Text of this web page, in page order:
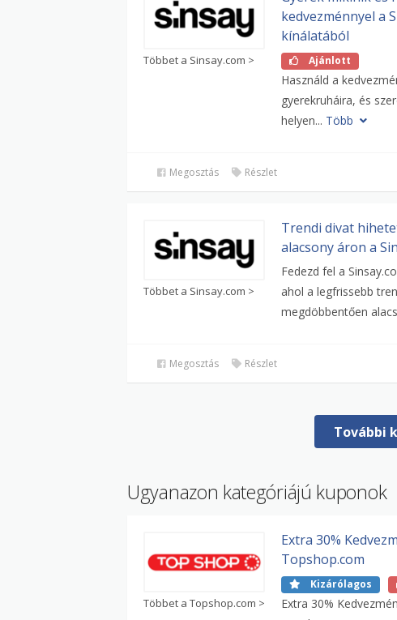
Többet a Sinsay.com >
kedvezménnyel a
kínálatából
Ajánlott
Használd a
gyerekruháira, és
helyen... Több
Megosztás Részlet
Többet a Sinsay.com >
Trendi divat
alacsony áron a
Fedezd fel a
ahol a legfrissebb
megdöbbentően
Megosztás Részlet
További
Ugyanazon kategóriájú kuponok
Többet a Topshop.com >
Extra 30%
Topshop.com
Kizárólagos
Extra 30%